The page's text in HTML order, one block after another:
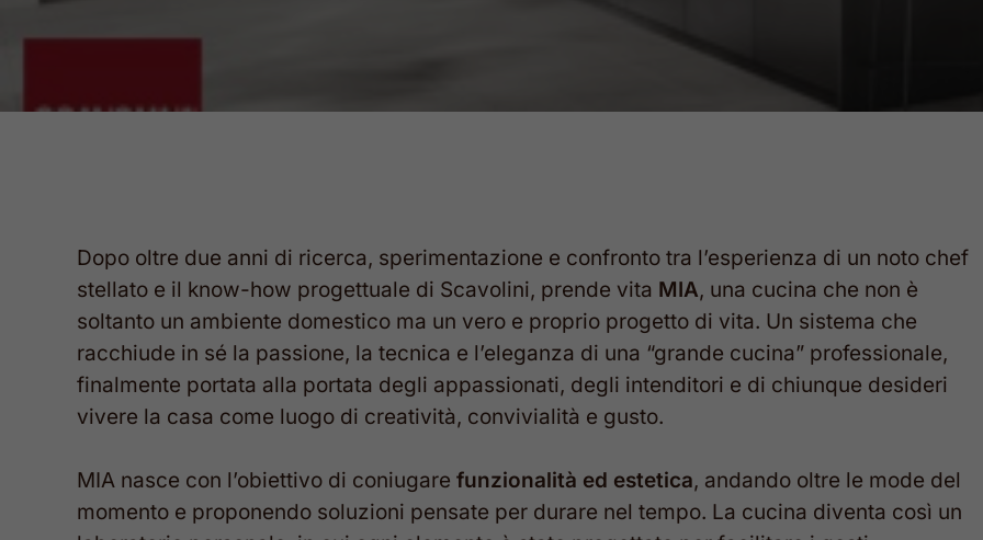
Dopo oltre due anni di ricerca, sperimentazione e confronto tra l’esperienza di un noto chef
stellato e il know-how progettuale di Scavolini, prende vita MIA, una cucina che non è
soltanto un ambiente domestico ma un vero e proprio progetto di vita. Un sistema che
racchiude in sé la passione, la tecnica e l’eleganza di una “grande cucina” professionale,
finalmente portata alla portata degli appassionati, degli intenditori e di chiunque desideri
vivere la casa come luogo di creatività, convivialità e gusto.
MIA nasce con l’obiettivo di coniugare funzionalità ed estetica, andando oltre le mode del
momento e proponendo soluzioni pensate per durare nel tempo. La cucina diventa così un